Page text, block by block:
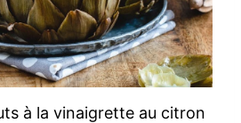
à la vinaigrette au citron